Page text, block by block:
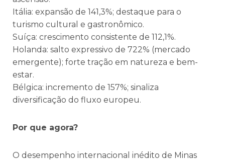
Itália: expansão de 141,3%; destaque para o
turismo cultural e gastronômico.
Suíça: crescimento consistente de 112,1%.
Holanda: salto expressivo de 722% (mercado
emergente); forte tração em natureza e bem-
estar.
Bélgica: incremento de 157%; sinaliza
diversificação do fluxo europeu.
Por que agora?
O desempenho internacional inédito de Minas